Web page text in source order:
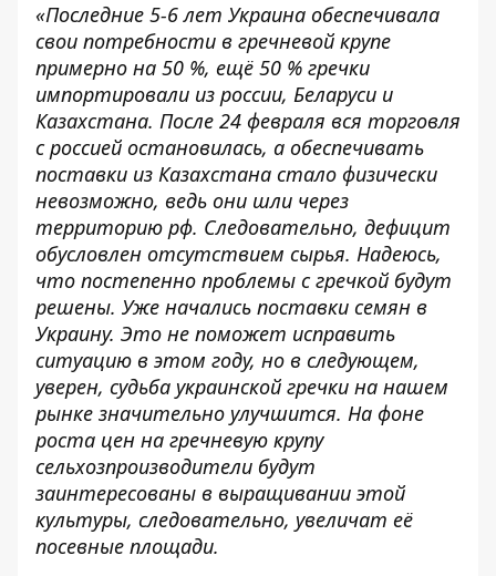
«Последние 5-6 лет Украина обеспечивала
свои потребности в гречневой крупе
примерно на 50 %, ещё 50 % гречки
импортировали из россии, Беларуси и
Казахстана. После 24 февраля вся торговля
с россией остановилась, а обеспечивать
поставки из Казахстана стало физически
невозможно, ведь они шли через
территорию рф. Следовательно, дефицит
обусловлен отсутствием сырья. Надеюсь,
что постепенно проблемы с гречкой будут
решены. Уже начались поставки семян в
Украину. Это не поможет исправить
ситуацию в этом году, но в следующем,
уверен, судьба украинской гречки на нашем
рынке значительно улучшится. На фоне
роста цен на гречневую крупу
сельхозпроизводители будут
заинтересованы в выращивании этой
культуры, следовательно, увеличат её
посевные площади.